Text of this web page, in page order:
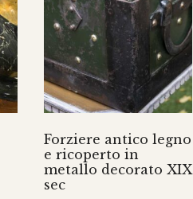
Forziere antico legno
e ricoperto in
metallo decorato XIX
sec